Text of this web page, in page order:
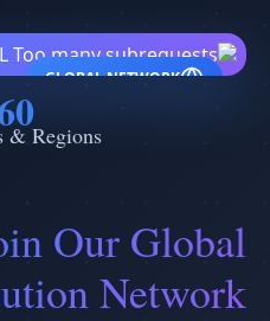
GLOBAL NETWORK
& Regions
Our Global
Network